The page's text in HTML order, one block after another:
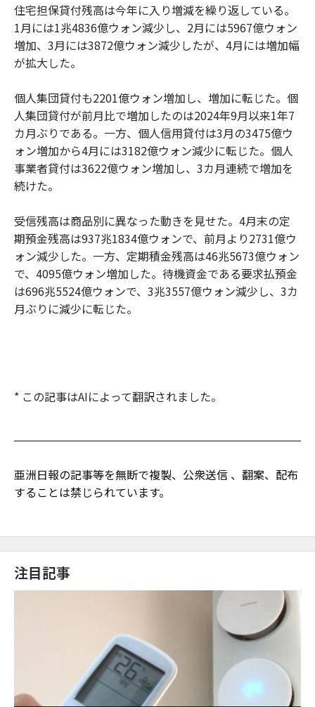
住宅担保貸付残高は今年に入り増減を繰り返している。
1月には1兆4836億ウォン減少し、2月には5967億ウォン
増加、3月には3872億ウォン減少したが、4月には増加幅
が拡大した。
個人集団貸付も2201億ウォン増加し、増加に転じた。個
人集団貸付が前月比で増加したのは2024年9月以来1年7
カ月ぶりである。一方、個人信用貸付は3月の3475億ウ
ォン増加から4月には3182億ウォン減少に転じた。個人
事業者貸付は3622億ウォン増加し、3カ月連続で増加を
続けた。
受信残高は商品別に異なった動きを見せた。4月末の定
期預金残高は937兆1834億ウォンで、前月より2731億ウ
ォン減少した。一方、定期積金残高は46兆5673億ウォン
で、4095億ウォン増加した。待機資金である要求払預金
は696兆5524億ウォンで、3兆3557億ウォン減少し、3カ
月ぶりに減少に転じた。
* この記事はAIによって翻訳されました。
亜洲日報の記事等を無断で複製、公衆送信 、翻案、配布
することは禁じられています。
注目記事